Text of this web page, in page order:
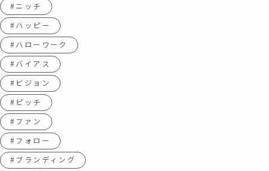
#ニッチ
#ハッピー
#ハローワーク
#バイアス
#ビジョン
#ピッチ
#ファン
#フォロー
#ブランディング